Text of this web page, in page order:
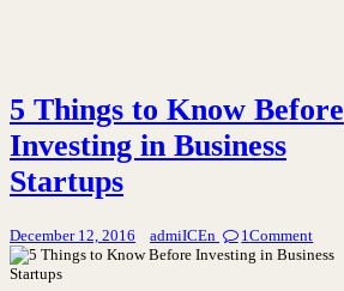
5 Things to Know Before
Investing in Business
Startups
December 12, 2016 admiICEn 1Comment